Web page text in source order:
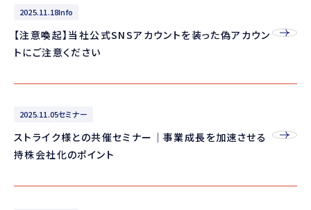
2025.11.18Info
【注意喚起】当社公式SNSアカウントを装った偽アカウン
トにご注意ください
2025.11.05セミナー
ストライク様との共催セミナー｜事業成長を加速させる
持株会社化のポイント